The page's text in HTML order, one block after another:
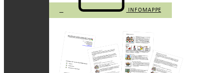
INFOMAPPE